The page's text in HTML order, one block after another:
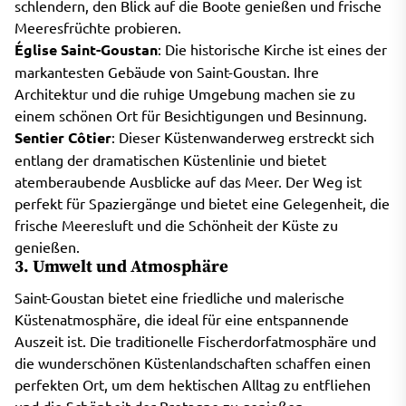
schlendern, den Blick auf die Boote genießen und frische
Meeresfrüchte probieren.
Église Saint-Goustan: Die historische Kirche ist eines der
markantesten Gebäude von Saint-Goustan. Ihre
Architektur und die ruhige Umgebung machen sie zu
einem schönen Ort für Besichtigungen und Besinnung.
Sentier Côtier: Dieser Küstenwanderweg erstreckt sich
entlang der dramatischen Küstenlinie und bietet
atemberaubende Ausblicke auf das Meer. Der Weg ist
perfekt für Spaziergänge und bietet eine Gelegenheit, die
frische Meeresluft und die Schönheit der Küste zu
genießen.
3. Umwelt und Atmosphäre
Saint-Goustan bietet eine friedliche und malerische
Küstenatmosphäre, die ideal für eine entspannende
Auszeit ist. Die traditionelle Fischerdorfatmosphäre und
die wunderschönen Küstenlandschaften schaffen einen
perfekten Ort, um dem hektischen Alltag zu entfliehen